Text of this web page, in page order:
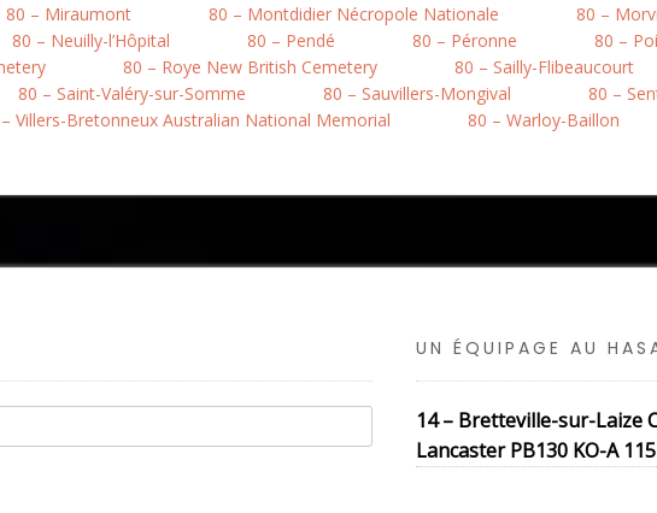
80 – Miraumont 80 – Montdidier Nécropole Nationale
80 –
80 – Neuilly-l’Hôpital 80 – Pendé 80 – Péronne
80 –
80 – Roye New British Cemetery
80 – Sailly-Flibeaucourt
80 – Saint-Valéry-sur-Somme 80 – Sauvillers-Mongival
80 –
Villers-Bretonneux Australian National Memorial 80 – Warloy-Baillon
UN ÉQUIPAGE AU
14 – Bretteville-sur-Laize
Lancaster PB130 KO-A